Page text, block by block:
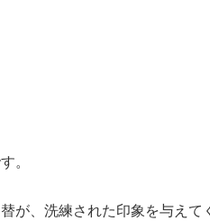
。
、洗練された印象を与えて